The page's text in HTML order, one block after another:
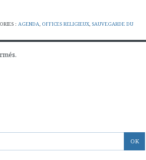
: AGENDA, OFFICES RELIGIEUX, SAUVEGARDE DU